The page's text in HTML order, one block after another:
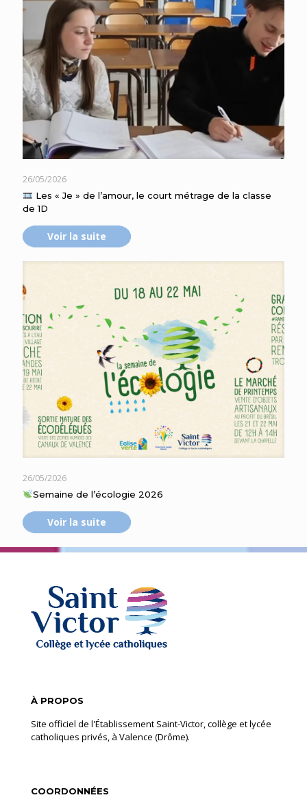
26/05/2026
Les « Je » de l’amour, le court métrage de la classe
de 1D
Voir la suite
26/05/2026
Semaine de l’écologie 2026
Voir la suite
À PROPOS
Site officiel de l'Établissement Saint-Victor, collège et lycée
catholiques privés, à Valence (Drôme).
COORDONNÉES